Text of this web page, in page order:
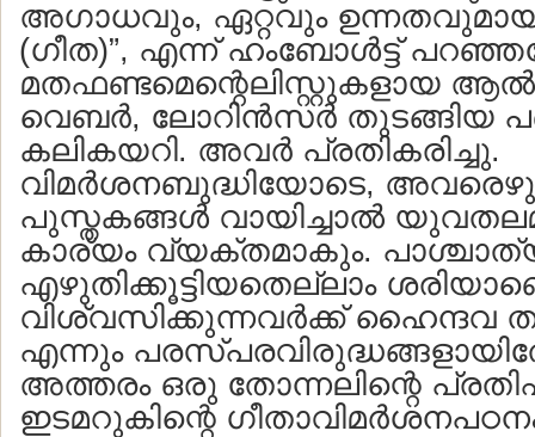
അഗാധവും, ഏറ്റവും
(ഗീത)”, എന്ന് ഹംബോള്‍ട്ട്
മതഫണ്ടമെന്റെലിസ്റ്റുകളായ
വെബര്‍, ലോറിന്‍സര്‍ തുടങ്ങിയ
കലികയറി. അവര്‍ പ്രതികരിച്ചു.
വിമര്‍ശനബുദ്ധിയോടെ,
പുസ്തകങ്ങള്‍ വായിച്ചാല്‍
കാര്യം വ്യക്തമാകും.
എഴുതിക്കൂട്ടിയതെല്ലാം
വിശ്വസിക്കുന്നവര്‍ക്ക് ഹൈന്ദവ
എന്നും
അത്തരം ഒരു തോന്നലിന്റെ
ഇടമറുകിന്റെ